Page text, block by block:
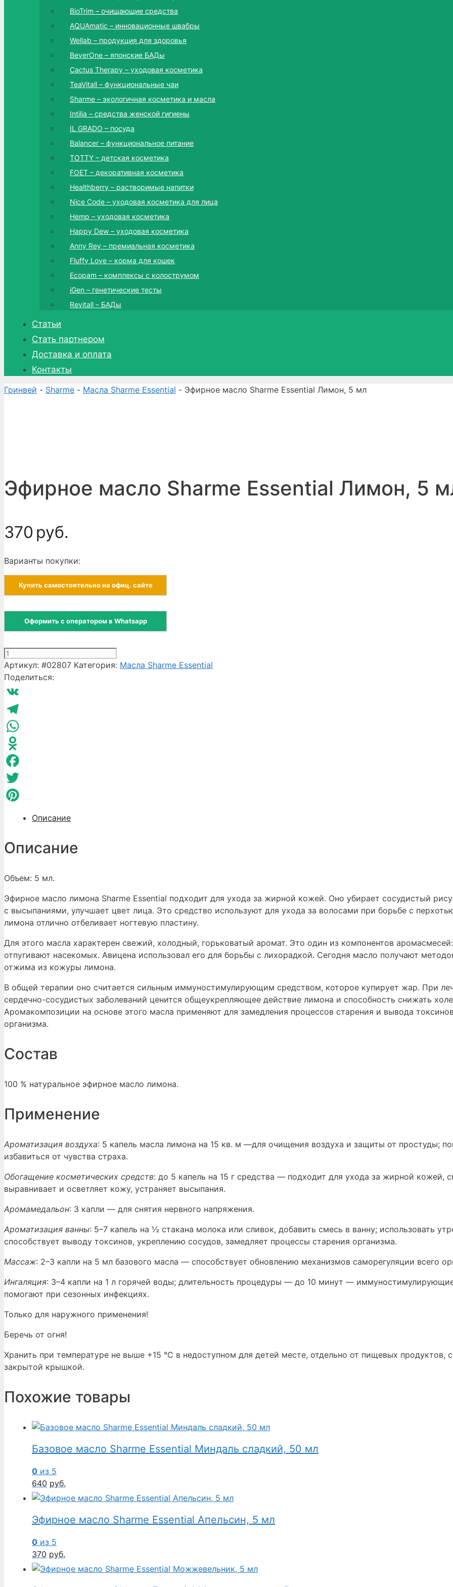
BioTrim – очищающие средства
AQUAmatic – инновационные швабры
Wellab – продукция для здоровья
BeverOne – японские БАДы
Cactus Therapy – уходовая косметика
TeaVitall – функциональные чаи
Sharme – экологичная косметика и масла
Intilia – средства женской гигиены
IL GRADO – посуда
Balancer – функциональное питание
TOTTY – детская косметика
FOET – декоративная косметика
Healthberry – растворимые напитки
Nice Code – уходовая косметика для лица
Hemp – уходовая косметика
Happy Dew – уходовая косметика
Anny Rey – премиальная косметика
Fluffy Love – корма для кошек
Ecopam – комплексы с колострумом
iGen – генетические тесты
Revitall – БАДы
Статьи
Стать партнером
Доставка и оплата
Контакты
Гринвей - Sharme - Масла Sharme Essential - Эфирное масло Sharme Essential Лимон, 5 мл
Эфирное масло Sharme Essential Лимон, 5
370 руб.
Варианты покупки:
Купить самостоятельно на офиц. сайте
Оформить с оператором в Whatsapp
Количество
товара
Эфирное
масло
Essential
Лимон,
мл
Артикул: #02807 Категория: Масла Sharme Essential
Поделиться:
VK
Telegram
WhatsApp
Odnoklassniki
Facebook
Twitter
Pinterest
Описание
Описание
Объем: 5 мл.
Эфирное масло лимона Sharme Essential подходит для ухода за жирной кожей. Оно убирает сосудистый
с высыпаниями, улучшает цвет лица. Это средство используют для ухода за волосами при борьбе с
лимона отлично отбеливает ногтевую пластину.
Для этого масла характерен свежий, холодный, горьковатый аромат. Это один из компонентов
отпугивают насекомых. Авицена использовал его для борьбы с лихорадкой. Сегодня масло получают
отжима из кожуры лимона.
В общей терапии оно считается сильным иммуностимулирующим средством, которое купирует жар. При
сердечно-сосудистых заболеваний ценится общеукрепляющее действие лимона и способность снижать
Аромакомпозиции на основе этого масла применяют для замедления процессов старения и вывода
организма.
Состав
100 % натуральное эфирное масло лимона.
Применение
Ароматизация воздуха: 5 капель масла лимона на 15 кв. м —для очищения воздуха и защиты от простуды;
избавиться от чувства страха.
Обогащение косметических средств: до 5 капель на 15 г средства — подходит для ухода за жирной кожей,
выравнивает и осветляет кожу, устраняет высыпания.
Аромамедальон: 3 капли — для снятия нервного напряжения.
Ароматизация ванны: 5–7 капель на ½ стакана молока или сливок, добавить смесь в ванну; использовать
способствует выводу токсинов, укреплению сосудов, замедляет процессы старения организма.
Массаж: 2–3 капли на 5 мл базового масла — способствует обновлению механизмов саморегуляции всего
Ингаляция: 3–4 капли на 1 л горячей воды; длительность процедуры — до 10 минут —
помогают при сезонных инфекциях.
Только для наружного применения!
Беречь от огня!
Хранить при температуре не выше +15 °C в недоступном для детей месте, отдельно от пищевых продуктов,
закрытой крышкой.
Похожие товары
Базовое масло Sharme Essential Миндаль сладкий, 50 мл
0 из 5
640 руб.
Эфирное масло Sharme Essential Апельсин, 5 мл
0 из 5
370 руб.